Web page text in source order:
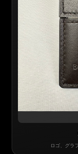
ロゴ、グラ